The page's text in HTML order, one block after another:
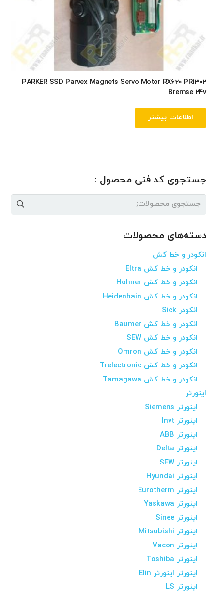
PARKER SSD Parvex Magnets Servo Motor RX620 PR1302
Bremse 24v
اطلاعات بیشتر
جستجوی کد فنی محصول :
جستجو
دسته‌های محصولات
انکودر و خط کش
انکودر و خط کش Eltra
انکودر و خط کش Hohner
انکودر و خط کش Heidenhain
انکودر Sick
انکودر و خط کش Baumer
انکودر و خط کش SEW
انکودر و خط کش Omron
انکودر و خط کش Trelectronic
انکودر و خط کش Tamagawa
اینورتر
اینورتر Siemens
اینورتر Invt
اینورتر ABB
اینورتر Delta
اینورتر SEW
اینورتر Hyundai
اینورتر Eurotherm
اینورتر Yaskawa
اینورتر Sinee
اینورتر Mitsubishi
اینورتر Vacon
اینورتر Toshiba
اینورتر اینورتر Elin
اینورتر LS